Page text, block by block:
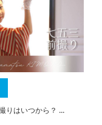
りはいつから？ ...